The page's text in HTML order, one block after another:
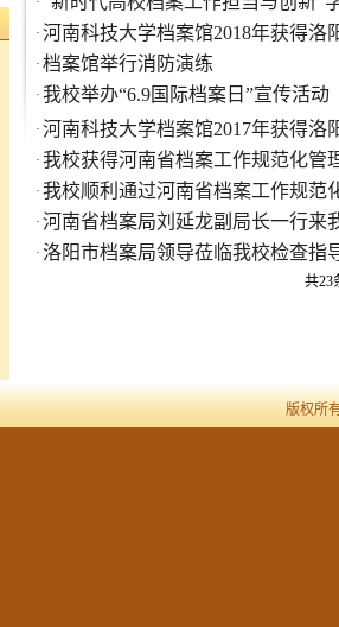
· 河南科技大学档案馆2018年获得洛
· 档案馆举行消防演练
· 我校举办“6.9国际档案日”宣传活动
· 河南科技大学档案馆2017年获得洛
· 我校获得河南省档案工作规范化管
· 我校顺利通过河南省档案工作规范
· 河南省档案局刘延龙副局长一行来
· 洛阳市档案局领导莅临我校检查指
共23
版权所